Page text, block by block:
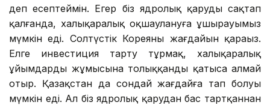
деп есептеймін. Егер біз ядролық қаруды сақтап
қалғанда, халықаралық оқшаулануға ұшырауымыз
мүмкін еді. Солтүстік Кореяның жағдайын қараңыз.
Елге инвестиция тарту тұрмақ, халықаралық
ұйымдардың жұмысына толыққанды қатыса алмай
отыр. Қазақстан да сондай жағдайға тап болуы
мүмкін еді. Ал біз ядролық қарудан бас тартқаннан